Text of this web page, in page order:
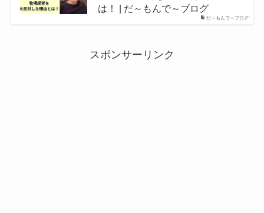
だ～もんで～ブログ
は！ | だ～もんで～ブログ
スポンサーリンク